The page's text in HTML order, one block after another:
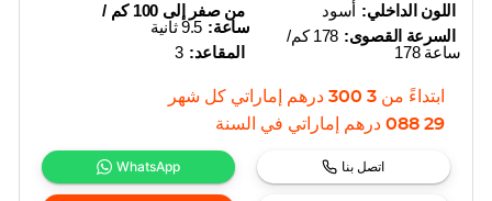
من صفر إلى 100 كم /
ساعة: 9.5 ثانية
المقاعد: 3
اللون الداخلي: أسود
السرعة القصوى:
178 كم/
ساعة 178
ابتداءً من 3 300 درهم إماراتي كل شهر
29 088
درهم إماراتي في السنة
WhatsApp اتصل بنا